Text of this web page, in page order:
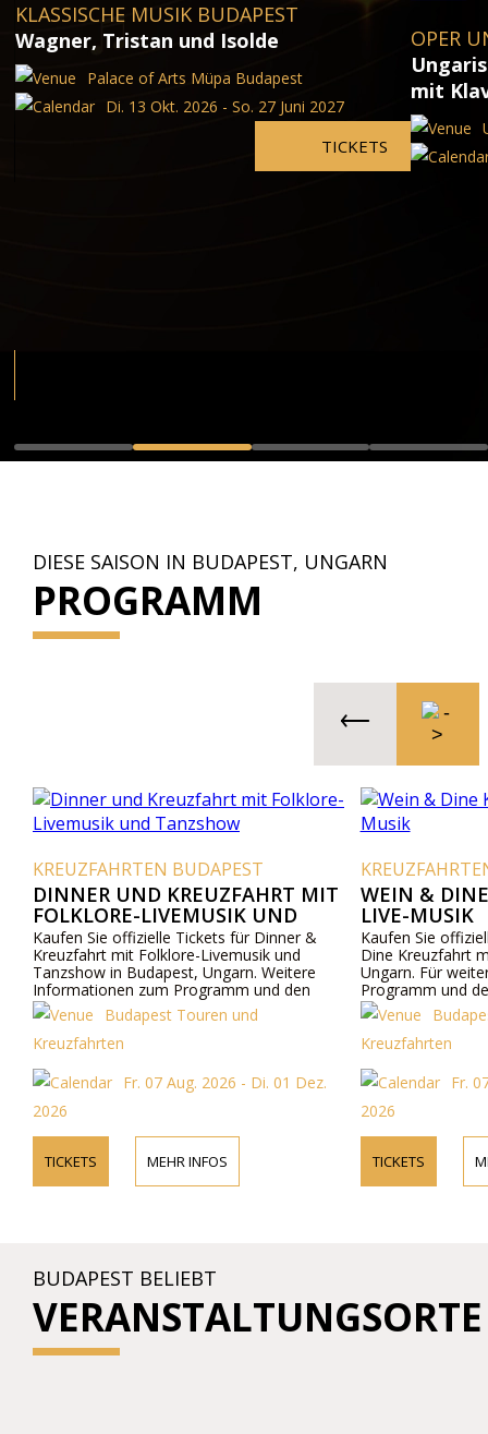
KLASSISCHE MUSIK BUDAPEST
Wagner, Tristan und Isolde
Palace of Arts Müpa Budapest
Di. 13 Okt. 2026 - So. 27 Juni 2027
TICKETS
OPER
mit
DIESE SAISON IN BUDAPEST, UNGARN
PROGRAMM
KREUZFAHRTEN BUDAPEST
DINNER UND KREUZFAHRT MIT
FOLKLORE-LIVEMUSIK UND
TANZSHOW
Kaufen Sie offizielle Tickets für Dinner &
Kreuzfahrt mit Folklore-Livemusik und
Tanzshow in Budapest, Ungarn. Weitere
Informationen zum Programm und den
Preisen online und telefonisch.
Budapest Touren und
Kreuzfahrten
Fr. 07 Aug. 2026 - Di. 01 Dez.
2026
TICKETS MEHR INFOS
WEIN &
LIVE-MUSIK
Kaufen Sie
Dine Kreuzfahrt
Ungarn. Für
Programm und
unsere Website
telefonisch.
Kreuzfahrten
Fr.
2026
TICKETS
BUDAPEST BELIEBT
VERANSTALTUNGSORTE